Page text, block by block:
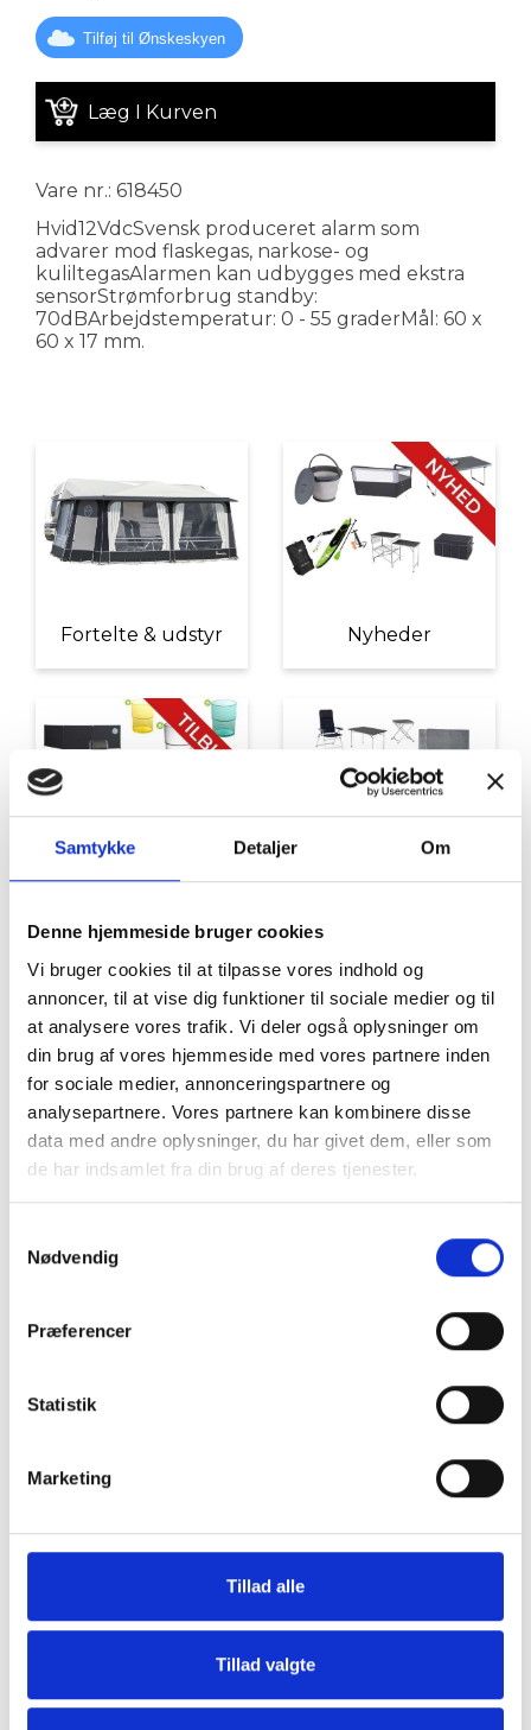
Samtykke Detaljer Om
Denne hjemmeside bruger cookies
Vi bruger cookies til at tilpasse vores indhold og
annoncer, til at vise dig funktioner til sociale medier og til
at analysere vores trafik. Vi deler også oplysninger om
din brug af vores hjemmeside med vores partnere inden
for sociale medier, annonceringspartnere og
analysepartnere. Vores partnere kan kombinere disse
data med andre oplysninger, du har givet dem, eller som
de har indsamlet fra din brug af deres tjenester.
Nødvendig
Præferencer
Statistik
Marketing
Tillad alle
Tillad valgte
Tilføj til Ønskeskyen
Læg I Kurven
Vare nr.: 618450
Hvid12VdcSvensk produceret alarm som
advarer mod flaskegas, narkose- og
kuliltegasAlarmen kan udbygges med ekstra
sensorStrømforbrug standby:
70dBArbejdstemperatur: 0 - 55 graderMål: 60 x
60 x 17 mm.
Fortelte & udstyr Nyheder
Møbler Omnia
Grill og Tilbehør Indvendigt Udstyr
Udvendigt Udstyr